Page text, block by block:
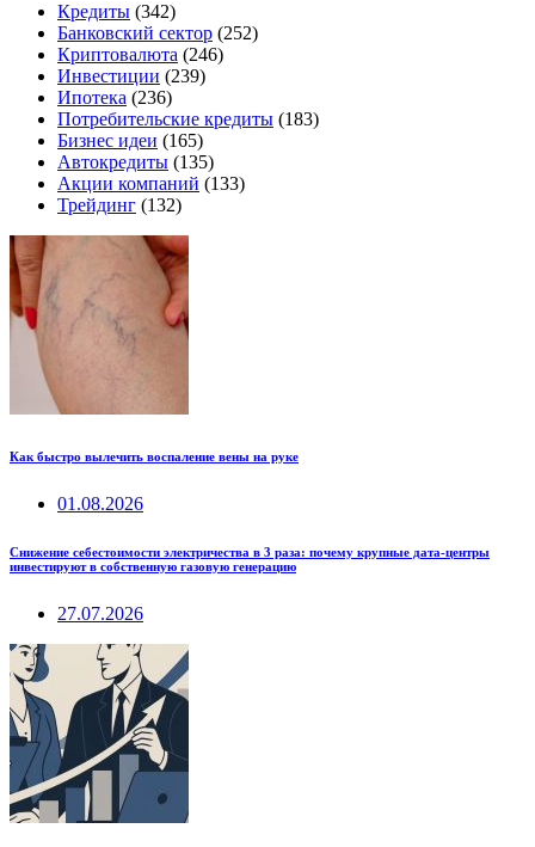
Кредиты (342)
Банковский сектор (252)
Криптовалюта (246)
Инвестиции (239)
Ипотека (236)
Потребительские кредиты (183)
Бизнес идеи (165)
Автокредиты (135)
Акции компаний (133)
Трейдинг (132)
Как быстро вылечить воспаление вены на руке
01.08.2026
Снижение себестоимости электричества в 3 раза: почему крупные дата-центры
инвестируют в собственную газовую генерацию
27.07.2026